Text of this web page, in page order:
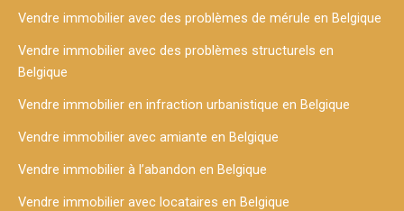
Vendre immobilier avec des problèmes de mérule en Belgique
Vendre immobilier avec des problèmes structurels en
Belgique
Vendre immobilier en infraction urbanistique en Belgique
Vendre immobilier avec amiante en Belgique
Vendre immobilier à l’abandon en Belgique
Vendre immobilier avec locataires en Belgique